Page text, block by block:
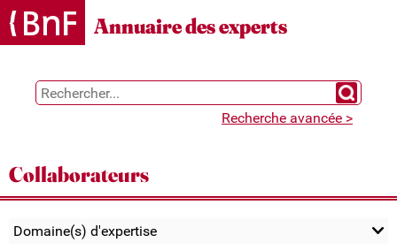
Gestion des cookies
Annuaire des experts
Chercher
Recherche avancée >
Collaborateurs
Domaine(s) d'expertise